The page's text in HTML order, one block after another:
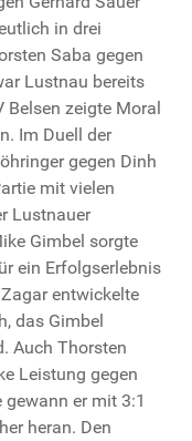
in drei
Saba gegen
Lustnau bereits
Belsen zeigte Moral
Im Duell der
gegen Dinh
mit vielen
Lustnauer
Gimbel sorgte
ein Erfolgserlebnis
entwickelte
das Gimbel
Auch Thorsten
Leistung gegen
gewann er mit 3:1
heran. Den